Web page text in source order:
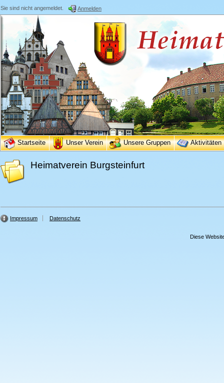
Sie sind nicht angemeldet. Anmelden
Startseite Unser Verein Unsere Gruppen Aktivitäten
Heimatverein Burgsteinfurt
Impressum Datenschutz
Diese